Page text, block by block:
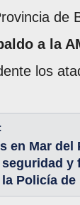
de
a la
los
en Mar del
y
Policía